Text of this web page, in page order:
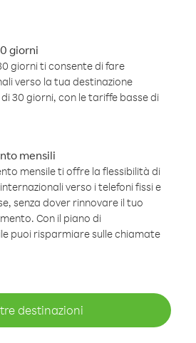
giorni
giorni ti consente di fare
verso la tua destinazione
30 giorni, con le tariffe basse di
mensili
mensile ti offre la flessibilità di
verso i telefoni fissi e
senza dover rinnovare il tuo
Con il piano di
puoi risparmiare sulle chiamate
destinazioni